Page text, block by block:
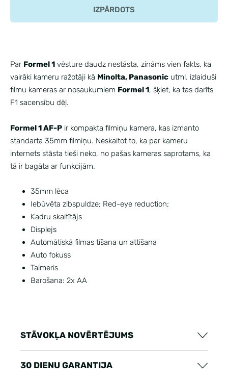
IZPĀRDOTS
Par Formel 1 vēsture daudz nestāsta, zināms vien fakts, ka
vairāki kameru ražotāji kā Minolta, Panasonic utml. izlaiduši
filmu kameras ar nosaukumiem Formel 1, šķiet, ka tas darīts
F1 sacensību dēļ.
Formel 1 AF-P ir kompakta filmiņu kamera, kas izmanto
standarta 35mm filmiņu. Neskaitot to, ka par kameru
internets stāsta tieši neko, no pašas kameras saprotams, ka
tā ir bagāta ar funkcijām.
35mm lēca
Iebūvēta zibspuldze; Red-eye reduction;
Kadru skaitītājs
Displejs
Automātiskā filmas tīšana un attīšana
Auto fokuss
Taimeris
Barošana: 2x AA
STĀVOKĻA NOVĒRTĒJUMS
30 DIENU GARANTIJA